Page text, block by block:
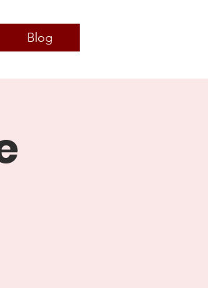
Blog